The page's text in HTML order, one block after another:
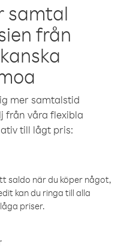
samtal
från
mer samtalstid
från våra flexibla
till lågt pris:
saldo när du köper något,
kan du ringa till alla
priser.